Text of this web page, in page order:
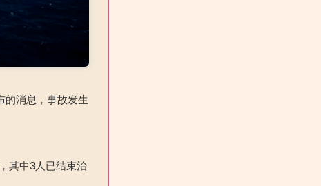
的消息，事故发生
其中3人已结束治